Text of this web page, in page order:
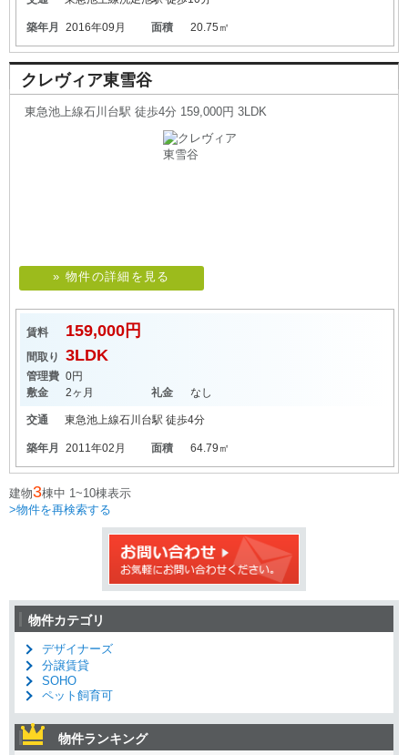
築年月 2016年09月 面積 20.75㎡
クレヴィア東雪谷
東急池上線石川台駅 徒歩4分 159,000円 3LDK
» 物件の詳細を見る
賃料 159,000円
間取り 3LDK
管理費 0円
敷金
2ヶ月 礼金 なし
交通 東急池上線石川台駅 徒歩4分
築年月 2011年02月 面積 64.79㎡
建物3棟中 1~10棟表示
>物件を再検索する
物件カテゴリ
デザイナーズ
分譲賃貸
SOHO
ペット飼育可
物件ランキング